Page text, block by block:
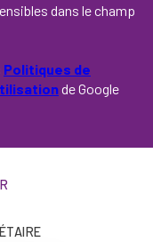
dans le champ
Politiques de
de Google